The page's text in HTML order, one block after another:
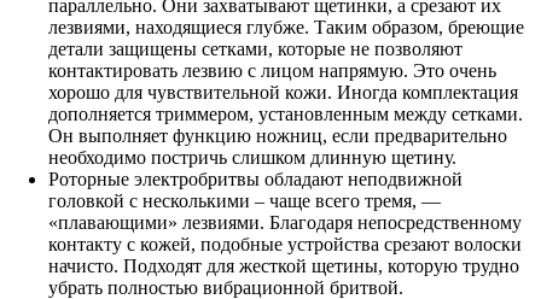
параллельно. Они захватывают щетинки, а срезают их
лезвиями, находящиеся глубже. Таким образом, бреющие
детали защищены сетками, которые не позволяют
контактировать лезвию с лицом напрямую. Это очень
хорошо для чувствительной кожи. Иногда комплектация
дополняется триммером, установленным между сетками.
Он выполняет функцию ножниц, если предварительно
необходимо постричь слишком длинную щетину.
Роторные электробритвы обладают неподвижной
головкой с несколькими – чаще всего тремя, —
«плавающими» лезвиями. Благодаря непосредственному
контакту с кожей, подобные устройства срезают волоски
начисто. Подходят для жесткой щетины, которую трудно
убрать полностью вибрационной бритвой.